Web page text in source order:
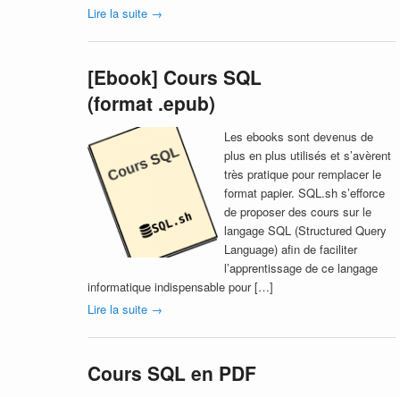
Lire la suite →
[Ebook] Cours SQL
(format .epub)
Les ebooks sont devenus de
plus en plus utilisés et s’avèrent
très pratique pour remplacer le
format papier. SQL.sh s’efforce
de proposer des cours sur le
langage SQL (Structured Query
Language) afin de faciliter
l’apprentissage de ce langage
informatique indispensable pour […]
Lire la suite →
Cours SQL en PDF